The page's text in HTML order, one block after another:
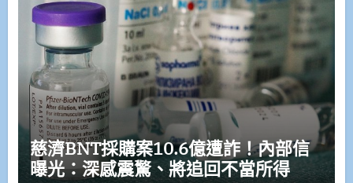
慈濟BNT採購案10.6億遭詐！內部信
曝光：深感震驚、將追回不當所得